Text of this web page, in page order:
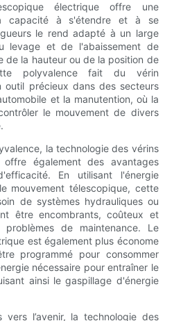
électrique offre une
capacité à s'étendre et à se
le rend adapté à un large
levage et de l'abaissement de
de la hauteur ou de la position de
polyvalence fait du vérin
outil précieux dans des secteurs
et la manutention, où la
le mouvement de divers
la technologie des vérins
offre également des avantages
En utilisant l'énergie
mouvement télescopique, cette
de systèmes hydrauliques ou
être encombrants, coûteux et
de maintenance. Le
est également plus économe
programmé pour consommer
nécessaire pour entraîner le
ainsi le gaspillage d'énergie
vers l’avenir, la technologie des